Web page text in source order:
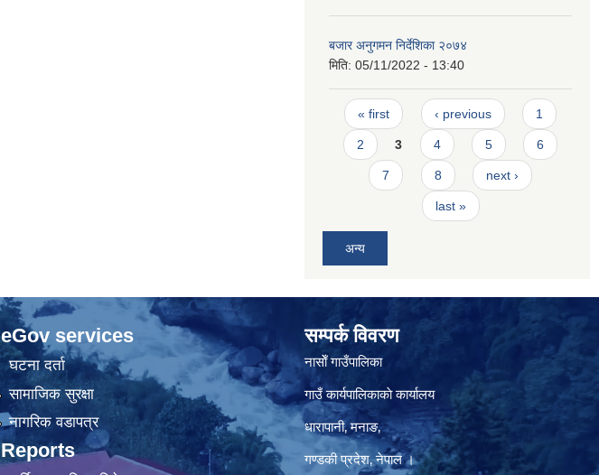
बजार अनुगमन निर्देशिका २०७४
मिति: 05/11/2022 - 13:40
Pages
« first ‹ previous 1
2 3 4 5 6
7 8 next ›
last »
अन्य
eGov services
घटना दर्ता
सामाजिक सुरक्षा
नागरिक वडापत्र
Reports
सम्पर्क विवरण
नासाेँ गाउँपालिका
गाउँ कार्यपालिकाकाे कार्यालय
धारापानी‚ मनाङ‚
गण्डकी प्रदेश‚ नेपाल ।